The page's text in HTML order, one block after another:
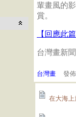
輩畫風的
賞。
【回應此
台灣畫新聞
台灣畫 發佈
在大海上